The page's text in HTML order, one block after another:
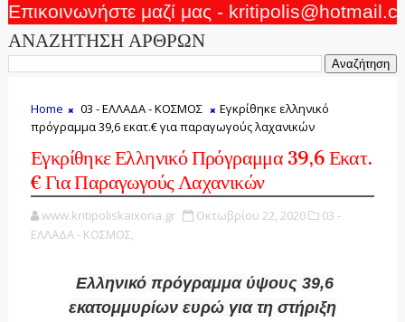
Επικοινωνήστε μαζί μας -
ΑΝΑΖΗΤΗΣΗ ΑΡΘΡΩΝ
Home 03 - ΕΛΛΑΔΑ - ΚΟΣΜΟΣ
Εγκρίθηκε ελληνικό
πρόγραμμα 39,6 εκατ.€ για παραγωγούς λαχανικών
Εγκρίθηκε Ελληνικό Πρόγραμμα 39,6 Εκατ.
€ Για Παραγωγούς Λαχανικών
www.kritipoliskaixoria.gr Οκτωβρίου 22, 2020
03 -
ΕΛΛΑΔΑ - ΚΟΣΜΟΣ,
Ελληνικό πρόγραμμα ύψους 39,6
εκατομμυρίων ευρώ για τη στήριξη